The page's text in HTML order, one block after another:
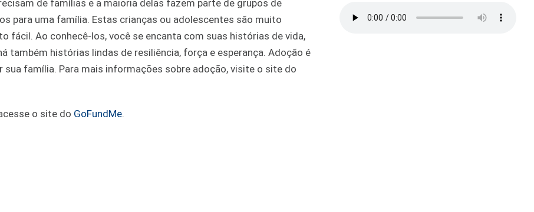
de famílias e a maioria delas fazem parte de grupos de
para uma família. Estas crianças ou adolescentes são muito
fácil. Ao conhecê-los, você se encanta com suas histórias de vida,
também histórias lindas de resiliência, força e esperança. Adoção é
família. Para mais informações sobre adoção, visite o site do
o site do GoFundMe.